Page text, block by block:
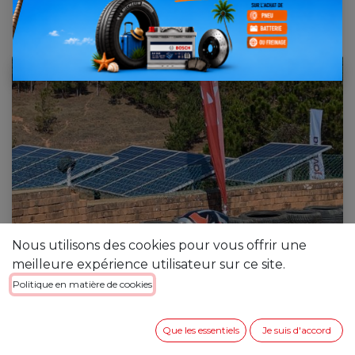
3 septembre 2025 par
[023156] Ferdinand ANDRIANINANDRIANA
Nous utilisons des cookies pour vous offrir une
meilleure expérience utilisateur sur ce site.
Politique en matière de cookies
Que les essentiels Je suis d'accord